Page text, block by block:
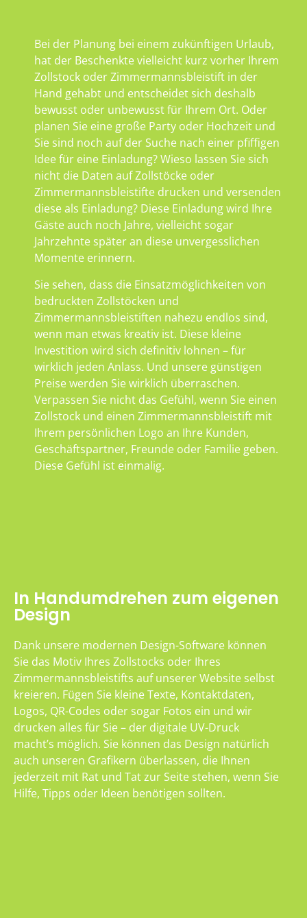
Bei der Planung bei einem zukünftigen Urlaub,
hat der Beschenkte vielleicht kurz vorher Ihrem
Zollstock oder Zimmermannsbleistift in der
Hand gehabt und entscheidet sich deshalb
bewusst oder unbewusst für Ihrem Ort. Oder
planen Sie eine große Party oder Hochzeit und
Sie sind noch auf der Suche nach einer pfiffigen
Idee für eine Einladung? Wieso lassen Sie sich
nicht die Daten auf Zollstöcke oder
Zimmermannsbleistifte drucken und versenden
diese als Einladung? Diese Einladung wird Ihre
Gäste auch noch Jahre, vielleicht sogar
Jahrzehnte später an diese unvergesslichen
Momente erinnern.
Sie sehen, dass die Einsatzmöglichkeiten von
bedruckten Zollstöcken und
Zimmermannsbleistiften nahezu endlos sind,
wenn man etwas kreativ ist. Diese kleine
Investition wird sich definitiv lohnen – für
wirklich jeden Anlass. Und unsere günstigen
Preise werden Sie wirklich überraschen.
Verpassen Sie nicht das Gefühl, wenn Sie einen
Zollstock und einen Zimmermannsbleistift mit
Ihrem persönlichen Logo an Ihre Kunden,
Geschäftspartner, Freunde oder Familie geben.
Diese Gefühl ist einmalig.
In Handumdrehen zum eigenen
Design
Dank unsere modernen Design-Software können
Sie das Motiv Ihres Zollstocks oder Ihres
Zimmermannsbleistifts auf unserer Website selbst
kreieren. Fügen Sie kleine Texte, Kontaktdaten,
Logos, QR-Codes oder sogar Fotos ein und wir
drucken alles für Sie – der digitale UV-Druck
macht’s möglich. Sie können das Design natürlich
auch unseren Grafikern überlassen, die Ihnen
jederzeit mit Rat und Tat zur Seite stehen, wenn Sie
Hilfe, Tipps oder Ideen benötigen sollten.